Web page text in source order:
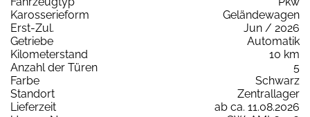
Karosserieform
Geländewagen
Erst-Zul.
Jun / 2026
Getriebe
Automatik
Kilometerstand
10 km
Anzahl der Türen
5
Farbe
Schwarz
Standort
Zentrallager
Lieferzeit
ab ca. 11.08.2026